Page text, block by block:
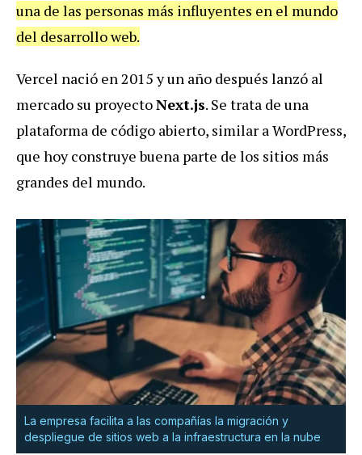
una de las personas más influyentes en el mundo
del desarrollo web.
Vercel nació en 2015 y un año después lanzó al
mercado su proyectoNext.js. Se trata de una
plataforma de código abierto, similar a WordPress,
que hoy construye buena parte de los sitios más
grandes del mundo.
La empresa facilita a las compañías la migración y
despliegue de sitios web a la infraestructura en la nube